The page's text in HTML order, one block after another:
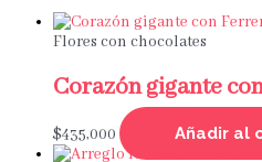
Flores con chocolates
Corazón gigante
$435,000 Añadir al